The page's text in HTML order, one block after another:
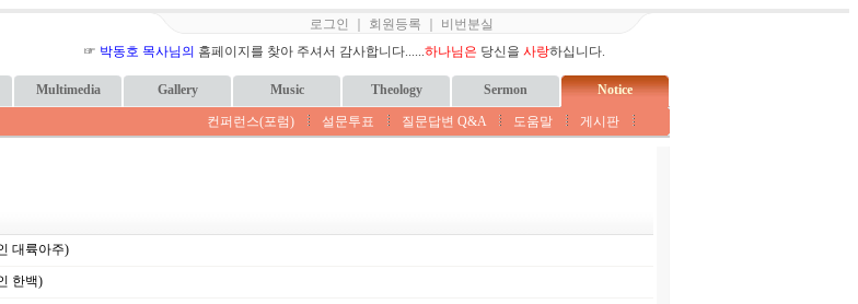
로그인 회원등록
비번분실
☞ 박동호 목사님의 홈페이지를 찾아 주셔서 감사합니다......하나님은 당신을 사랑하십니다.
Multimedia Gallery Music Theology Sermon Notice
컨퍼런스(포럼) 설문투표 질문답변 Q&A 도움말 게시판
대륙아주)
한백)